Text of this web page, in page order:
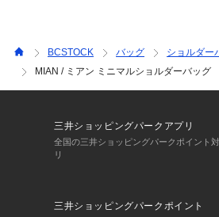
接店舗へお問い合わせの際はB.C
す。
※照明の関係により、実際よりも色味
干製品と画像のカラーが異なる場合も
※商品の色味は、商品アップ画像をご
BCSTOCK バッグ
ショルダー
MIAN / ミアン ミニマルショルダーバッグ
三井ショッピングパークアプリ
全国の三井ショッピングパークポイント
リ
三井ショッピングパークポイント